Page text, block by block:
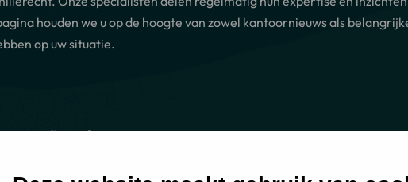
houden we u op de hoogte van zowel kantoornieuws als
op uw situatie.
en mediators?